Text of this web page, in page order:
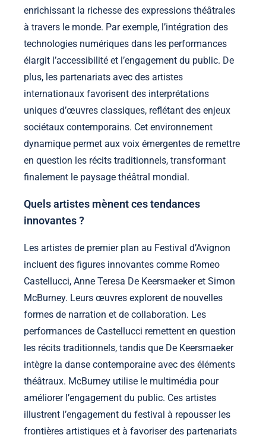
enrichissant la richesse des expressions théâtrales
à travers le monde. Par exemple, l’intégration des
technologies numériques dans les performances
élargit l’accessibilité et l’engagement du public. De
plus, les partenariats avec des artistes
internationaux favorisent des interprétations
uniques d’œuvres classiques, reflétant des enjeux
sociétaux contemporains. Cet environnement
dynamique permet aux voix émergentes de remettre
en question les récits traditionnels, transformant
finalement le paysage théâtral mondial.
Quels artistes mènent ces tendances
innovantes ?
Les artistes de premier plan au Festival d’Avignon
incluent des figures innovantes comme Romeo
Castellucci, Anne Teresa De Keersmaeker et Simon
McBurney. Leurs œuvres explorent de nouvelles
formes de narration et de collaboration. Les
performances de Castellucci remettent en question
les récits traditionnels, tandis que De Keersmaeker
intègre la danse contemporaine avec des éléments
théâtraux. McBurney utilise le multimédia pour
améliorer l’engagement du public. Ces artistes
illustrent l’engagement du festival à repousser les
frontières artistiques et à favoriser des partenariats